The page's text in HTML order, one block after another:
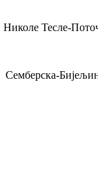
Николе Тесле-
Семберска-